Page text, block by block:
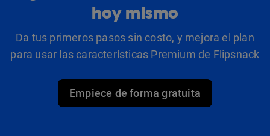
hoy mismo
Da tus primeros pasos sin costo, y mejora el plan
para usar las características Premium de Flipsnack
Empiece de forma gratuita